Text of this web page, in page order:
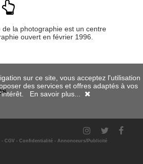
la photographie est un centre
ouvert en février 1996.
- Les Belles Images
- Home Again
- CGV - Confidentialité - Annonceurs/Publicité
sur ce site, vous acceptez l'utilisation
des services et offres adaptés à vos
En savoir plus...